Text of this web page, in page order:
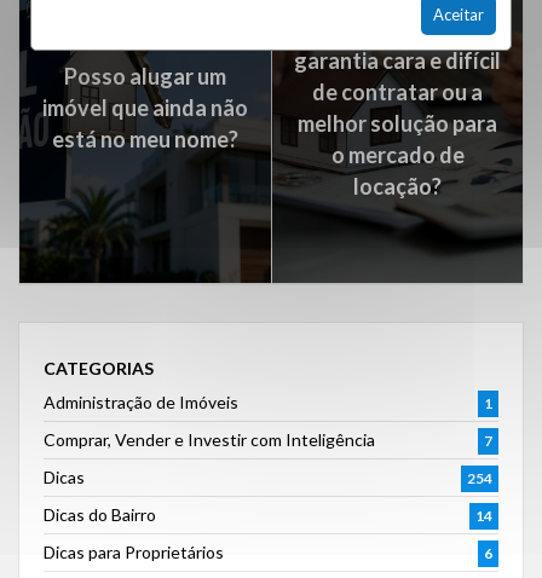
Aceitar
Posso alugar um
imóvel que ainda não
está no meu nome?
Seguro Fiança:
garantia cara e difícil
de contratar ou a
melhor solução para
o mercado de
locação?
CATEGORIAS
Administração de Imóveis
1
Comprar, Vender e Investir com Inteligência 7
Dicas 254
Dicas do Bairro 14
Dicas para Proprietários 6